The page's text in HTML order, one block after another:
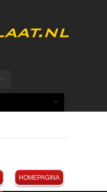
HOMEPAGINA